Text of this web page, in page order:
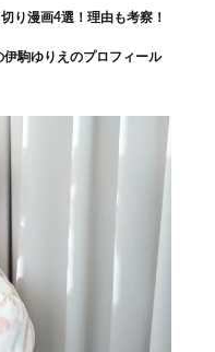
り漫画4選！理由も考察！
駒ゆりえのプロフィール